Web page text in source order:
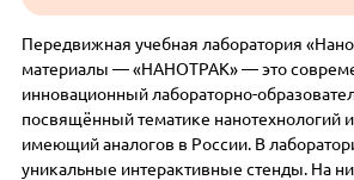
Передвижная учебная лаборатория
материалы — «НАНОТРАК» — это
инновационный лабораторно-
посвящённый тематике нанотехнологий
имеющий аналогов в России. В
уникальные интерактивные стенды. На